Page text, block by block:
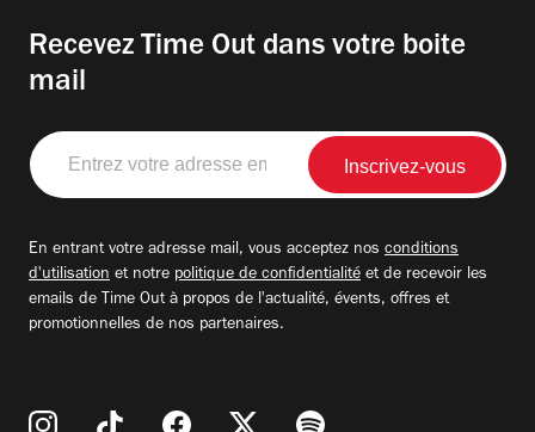
Recevez Time Out dans votre boite
mail
Entrez
votre
adresse
En entrant votre adresse mail, vous acceptez nos conditions
d'utilisation et notre politique de confidentialité et de recevoir les
emails de Time Out à propos de l'actualité, évents, offres et
promotionnelles de nos partenaires.